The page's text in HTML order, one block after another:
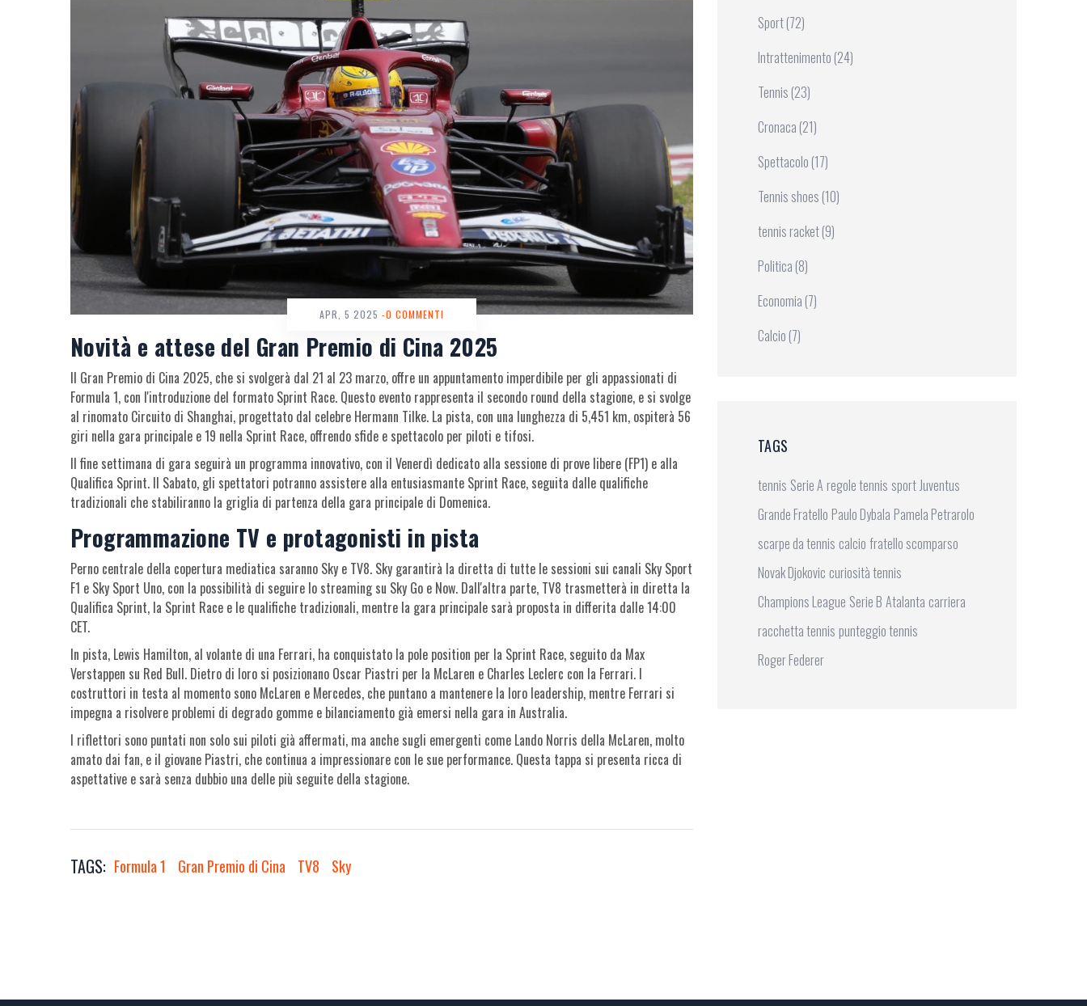
APR, 5 2025 -0 COMMENTI
Novità e attese del Gran Premio di Cina 2025
Il Gran Premio di Cina 2025, che si svolgerà dal 21 al 23 marzo, offre un appuntamento imperdibile per gli appassionati di
Formula 1, con l'introduzione del formato Sprint Race. Questo evento rappresenta il secondo round della stagione, e si svolge
al rinomato Circuito di Shanghai, progettato dal celebre Hermann Tilke. La pista, con una lunghezza di 5,451 km, ospiterà 56
giri nella gara principale e 19 nella Sprint Race, offrendo sfide e spettacolo per piloti e tifosi.
Il fine settimana di gara seguirà un programma innovativo, con il Venerdì dedicato alla sessione di prove libere (FP1) e alla
Qualifica Sprint. Il Sabato, gli spettatori potranno assistere alla entusiasmante Sprint Race, seguita dalle qualifiche
tradizionali che stabiliranno la griglia di partenza della gara principale di Domenica.
Programmazione TV e protagonisti in pista
Perno centrale della copertura mediatica saranno Sky e TV8. Sky garantirà la diretta di tutte le sessioni sui canali Sky Sport
F1 e Sky Sport Uno, con la possibilità di seguire lo streaming su Sky Go e Now. Dall'altra parte, TV8 trasmetterà in diretta la
Qualifica Sprint, la Sprint Race e le qualifiche tradizionali, mentre la gara principale sarà proposta in differita dalle 14:00
CET.
In pista, Lewis Hamilton, al volante di una Ferrari, ha conquistato la pole position per la Sprint Race, seguito da Max
Verstappen su Red Bull. Dietro di loro si posizionano Oscar Piastri per la McLaren e Charles Leclerc con la Ferrari. I
costruttori in testa al momento sono McLaren e Mercedes, che puntano a mantenere la loro leadership, mentre Ferrari si
impegna a risolvere problemi di degrado gomme e bilanciamento già emersi nella gara in Australia.
I riflettori sono puntati non solo sui piloti già affermati, ma anche sugli emergenti come Lando Norris della McLaren, molto
amato dai fan, e il giovane Piastri, che continua a impressionare con le sue performance. Questa tappa si presenta ricca di
aspettative e sarà senza dubbio una delle più seguite della stagione.
TAGS: Formula 1 Gran Premio di Cina TV8 Sky
Sport(72)
Intrattenimento (24)
Tennis (23)
Cronaca (21)
Spettacolo (17)
Tennis shoes (10)
tennis racket(9)
Politica (8)
Economia (7)
Calcio (7)
TAGS
tennis Serie A regole tennis sportJuventus
Grande Fratello Paulo Dybala Pamela Petrarolo
scarpe da tennis calcio fratello scomparso
Novak Djokovic curiosità tennis
Champions League Serie B Atalanta carriera
racchetta tennis punteggio tennis
Roger Federer